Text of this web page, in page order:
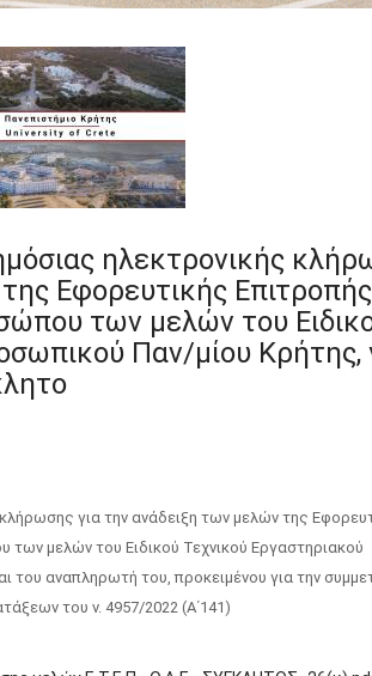
ηλεκτρονικής
Εφορευτικής
των μελών του
Παν/μίου Κρήτης,
για την ανάδειξη των μελών της
των μελών του Ειδικού Τεχνικού Εργαστηριακού
του αναπληρωτή του, προκειμένου για την
του ν. 4957/2022 (Α΄141)